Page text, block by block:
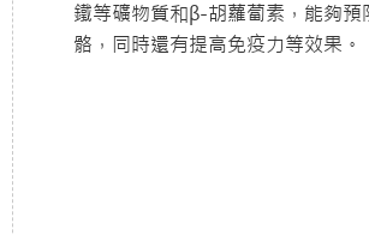
鐵等礦物質和β-胡蘿蔔素，能夠預
骼，同時還有提高免疫力等效果。